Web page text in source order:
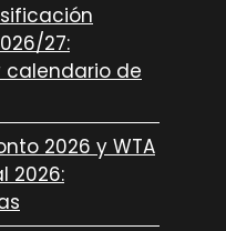
27:
calendario de
2026 y WTA
2026: